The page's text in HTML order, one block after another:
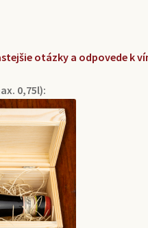
otázky a odpovede k
0,75l):